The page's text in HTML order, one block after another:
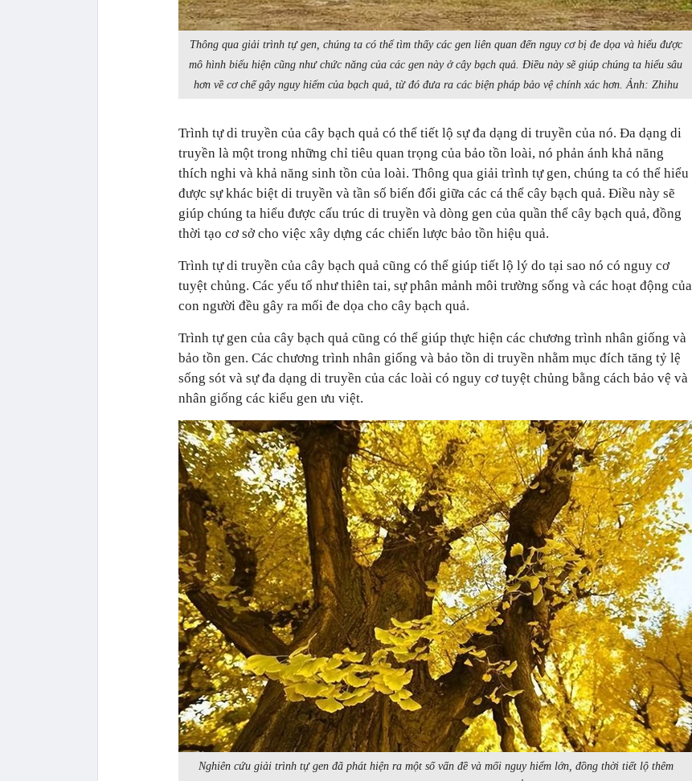
Thông qua giải trình tự gen, chúng ta có thể tìm thấy các gen liên quan đến nguy cơ bị đe dọa và hiểu được
mô hình biểu hiện cũng như chức năng của các gen này ở cây bạch quả. Điều này sẽ giúp chúng ta hiểu sâu
hơn về cơ chế gây nguy hiểm của bạch quả, từ đó đưa ra các biện pháp bảo vệ chính xác hơn. Ảnh: Zhihu
Trình tự di truyền của cây bạch quả có thể tiết lộ sự đa dạng di truyền của nó. Đa dạng di
truyền là một trong những chỉ tiêu quan trọng của bảo tồn loài, nó phản ánh khả năng
thích nghi và khả năng sinh tồn của loài. Thông qua giải trình tự gen, chúng ta có thể hiểu
được sự khác biệt di truyền và tần số biến đổi giữa các cá thể cây bạch quả. Điều này sẽ
giúp chúng ta hiểu được cấu trúc di truyền và dòng gen của quần thể cây bạch quả, đồng
thời tạo cơ sở cho việc xây dựng các chiến lược bảo tồn hiệu quả.
Trình tự di truyền của cây bạch quả cũng có thể giúp tiết lộ lý do tại sao nó có nguy cơ
tuyệt chủng. Các yếu tố như thiên tai, sự phân mảnh môi trường sống và các hoạt động của
con người đều gây ra mối đe dọa cho cây bạch quả.
Trình tự gen của cây bạch quả cũng có thể giúp thực hiện các chương trình nhân giống và
bảo tồn gen. Các chương trình nhân giống và bảo tồn di truyền nhằm mục đích tăng tỷ lệ
sống sót và sự đa dạng di truyền của các loài có nguy cơ tuyệt chủng bằng cách bảo vệ và
nhân giống các kiểu gen ưu việt.
Nghiên cứu giải trình tự gen đã phát hiện ra một số vấn đề và mối nguy hiểm lớn, đồng thời tiết lộ thêm